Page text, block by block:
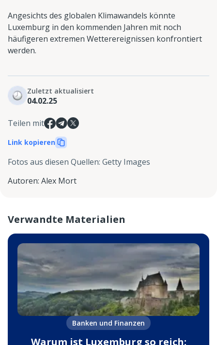
Angesichts des globalen Klimawandels könnte
Luxemburg in den kommenden Jahren mit noch
häufigeren extremen Wetterereignissen konfrontiert
werden.
Zuletzt aktualisiert
04.02.25
Teilen mit
Link kopieren
Fotos aus diesen Quellen: Getty Images
Autoren: Alex Mort
Verwandte Materialien
Banken und Finanzen
Warum ist Luxemburg so reich: